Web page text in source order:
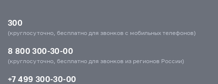
300
(круглосуточно, бесплатно для звонков с мобильных телефонов)
8 800 300-30-00
(круглосуточно, бесплатно для звонков из регионов России)
+7 499 300-30-00